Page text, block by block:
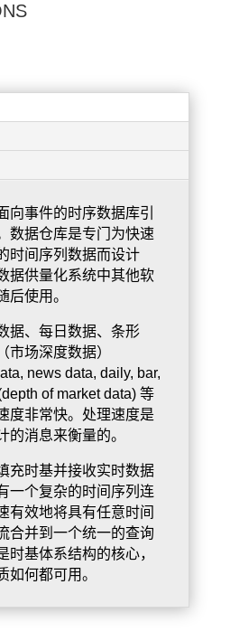
向事件的时序数据库引
数据仓库是专门为快速
时间序列数据而设计
据供量化系统中其他软
后使用。
据、每日数据、条形
市场深度数据）
news data, daily, bar,
of market data) 等
度非常快。处理速度是
的消息来衡量的。
充时基并接收实时数据
一个复杂的时间序列连
有效地将具有任意时间
合并到一个统一的查询
时基体系结构的核心，
如何都可用。